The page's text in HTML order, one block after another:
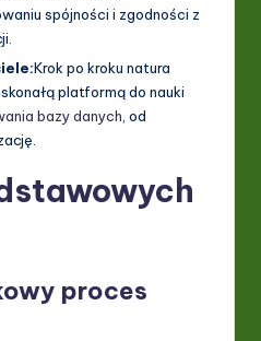
spójności i zgodności z
Krok po kroku natura
platformą do nauki
bazy danych , od
proces